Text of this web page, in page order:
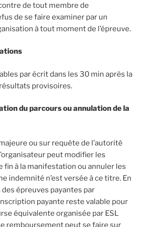
de tout membre de
de se faire examiner par un
à tout moment de l’épreuve.
par écrit dans les 30 min après la
provisoires.
du parcours ou annulation de la
ou sur requête de l’autorité
peut modifier les
fin à la manifestation ou annuler les
indemnité n’est versée à ce titre. En
des épreuves payantes par
payante reste valable pour
équivalente organisée par ESL
remboursement peut se faire sur